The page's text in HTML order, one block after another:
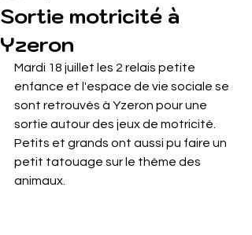
Sortie motricité à
Yzeron
Mardi 18 juillet les 2 relais petite
enfance et l'espace de vie sociale se
sont retrouvés à Yzeron pour une
sortie autour des jeux de motricité.
Petits et grands ont aussi pu faire un
petit tatouage sur le thème des
animaux.